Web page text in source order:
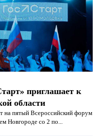
приглашает к
области
на пятый Всероссийский форум
Новгороде со 2 по...